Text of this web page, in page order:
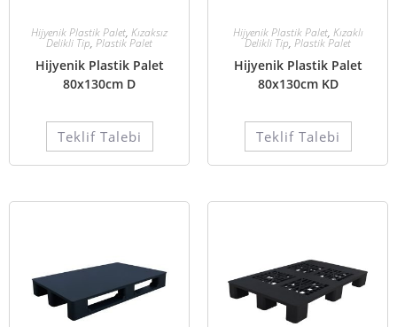
Hijyenik Plastik Palet, Kızaksız
Delikli Tip, Plastik Palet
Hijyenik Plastik Palet
80x130cm D
Teklif Talebi
Hijyenik Plastik Palet, Kızaklı
Delikli Tip, Plastik Palet
Hijyenik Plastik Palet
80x130cm KD
Teklif Talebi